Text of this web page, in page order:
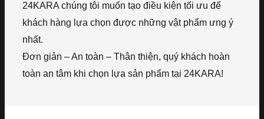
24KARA chúng tôi muốn tạo điều kiện tối ưu để
khách hàng lựa chọn được những vật phẩm ưng ý
nhất.
Đơn giản – An toàn – Thân thiện, quý khách hoàn
toàn an tâm khi chọn lựa sản phẩm tại 24KARA!